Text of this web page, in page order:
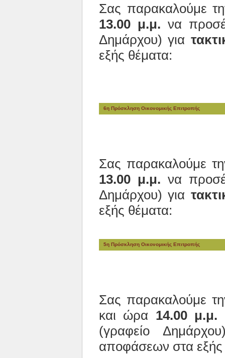
Σας παρακαλούμε
13.00 μ.μ. να
Δημάρχου) για
εξής θέματα:
6η Πρόσκληση Οικονομικής Επιτροπής
Σας παρακαλούμε
13.00 μ.μ. να
Δημάρχου) για
εξής θέματα:
5η Πρόσκληση Οικονομικής Επιτροπής
Σας παρακαλούμε
και ώρα 14.00 μ.μ.
(γραφείο
αποφάσεων στα εξής